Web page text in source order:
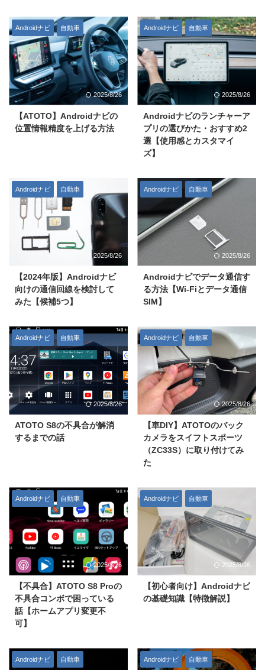
Androidナビ 自動車
2025/8/26
【ATOTO】Androidナビの
位置情報精度を上げる方法
Androidナビ 自動車
2025/8/26
Androidナビのランチャーア
プリの選びかた・おすすめ2
選【使用感とカスタマイ
ズ】
Androidナビ 自動車
2025/8/26
【2024年版】Androidナビ
向けの通信回線を検討して
みた【候補5つ】
Androidナビ 自動車
2025/8/26
Androidナビでデータ通信す
る方法【Wi-Fiとデータ通信
SIM】
Androidナビ 自動車
2025/8/26
ATOTO S8の不具合が解消
するまでの話
Androidナビ 自動車
2025/8/26
【車DIY】ATOTOのバック
カメラをスイフトスポーツ
（ZC33S）に取り付けてみ
た
Androidナビ 自動車
2025/8/26
【不具合】ATOTO S8 Proの
不具合コンボで困っている
話【ホームアプリ変更不
可】
Androidナビ 自動車
2025/8/26
【初心者向け】Androidナビ
の基礎知識【特徴解説】
Androidナビ 自動車 Androidナビ 自動車